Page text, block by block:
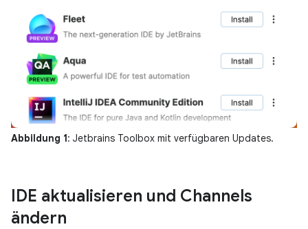
Abbildung 1: Jetbrains Toolbox mit verfügbaren Updates.
IDE aktualisieren und Channels
ändern